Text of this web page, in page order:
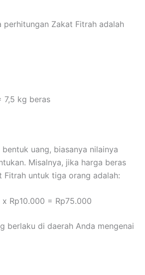
Zakat Fitrah adalah
7,5 kg beras
uang, biasanya nilainya
Misalnya, jika harga beras
untuk tiga orang adalah:
Rp10.000 = Rp75.000
berlaku di daerah Anda mengenai